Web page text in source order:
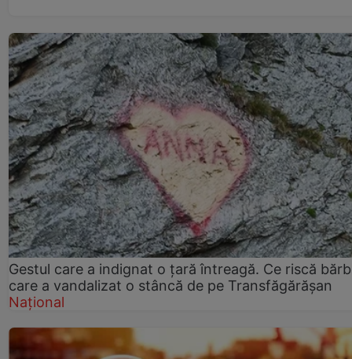
Gestul care a indignat o țară întreagă. Ce riscă
care a vandalizat o stâncă de pe Transfăgărășan
Național